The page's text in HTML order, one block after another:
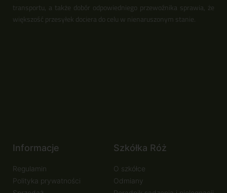
transportu, a także dobór odpowiedniego przewoźnika sprawia, że
większość przesyłek dociera do celu w nienaruszonym stanie.
Informacje
Regulamin
Polityka prywatności
Szkółka Róż
O szkółce
Odmiany